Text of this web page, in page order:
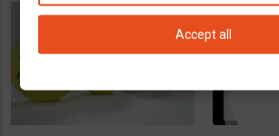
Accept all